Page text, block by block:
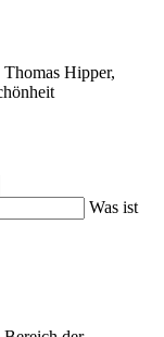
Hipper,
Was ist